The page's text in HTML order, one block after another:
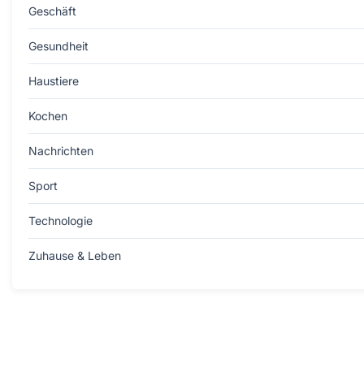
Geschäft
Gesundheit
Haustiere
Kochen
Nachrichten
Sport
Technologie
Zuhause & Leben